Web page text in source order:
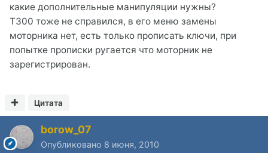
какие дополнительные манипуляции нужны?
Т300 тоже не справился, в его меню замены
моторника нет, есть только прописать ключи, при
попытке прописки ругается что моторник не
зарегистрирован.
Цитата
borow_07
Опубликовано 8 июня, 2010